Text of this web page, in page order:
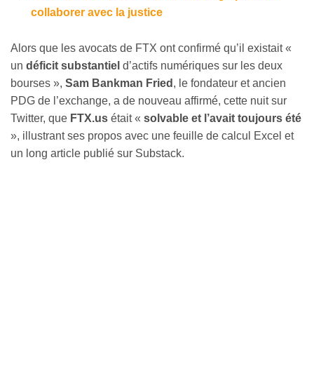
collaborer avec la justice
Alors que les avocats de FTX ont confirmé qu’il existait «
un déficit substantiel d’actifs numériques sur les deux
bourses », Sam Bankman Fried , le fondateur et ancien
PDG de l’exchange, a de nouveau affirmé, cette nuit sur
Twitter, que FTX.us était « solvable et l’avait toujours été
», illustrant ses propos avec une feuille de calcul Excel et
un long article publié sur Substack.